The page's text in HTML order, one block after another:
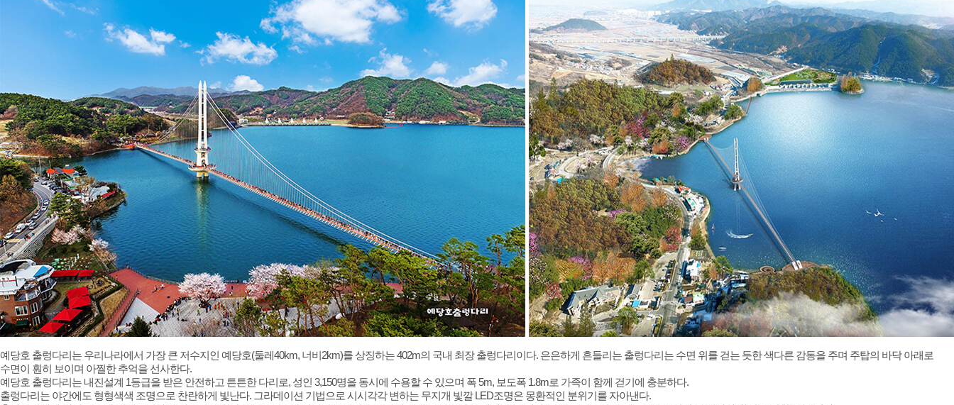
예당호 출렁다리는 우리나라에서 가장 큰 저수지인 예당호(둘레40km, 너비2km)를 상징하는 402m의 국내 최장 출렁다리이다. 은은하게 흔들리는 출렁다리는 수면 위를 걷는 듯한 색다른 감동을 주며 주탑의 바닥 아래로
수면이 훤히 보이며 아찔한 추억을 선사한다.
예당호 출렁다리는 내진설계 1등급을 받은 안전하고 튼튼한 다리로, 성인 3,150명을 동시에 수용할 수 있으며 폭 5m, 보도폭 1.8m로 가족이 함께 걷기에 충분하다.
출렁다리는 야간에도 형형색색 조명으로 찬란하게 빛난다. 그라데이션 기법으로 시시각각 변하는 무지개 빛깔 LED조명은 몽환적인 분위기를 자아낸다.